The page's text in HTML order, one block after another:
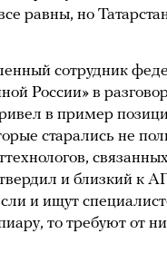
равны, но
сотрудник
России» в
в пример
старались не
и близкий к
и ищут
то требуют от